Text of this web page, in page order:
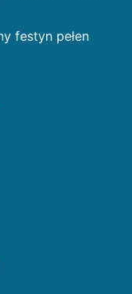
festyn pełen